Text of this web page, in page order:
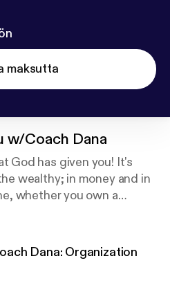
maksutta
w/Coach Dana
God has given you! It's
wealthy; in money and in
whether you own a
or just living life, Coach
Dana: Organization